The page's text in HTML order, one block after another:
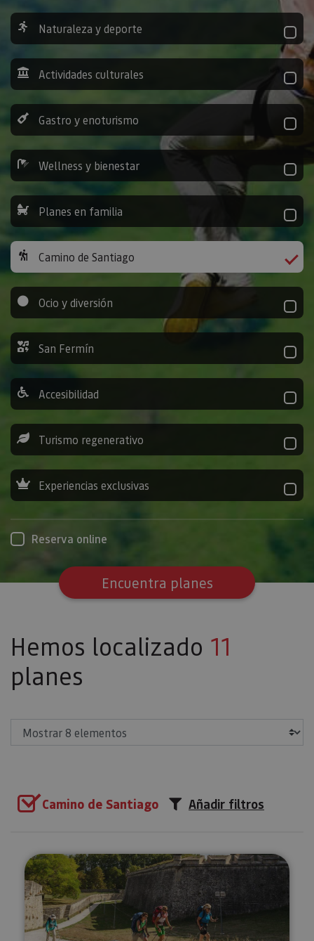
Naturaleza y deporte
Actividades culturales
Gastro y enoturismo
Wellness y bienestar
Planes en familia
Camino de Santiago
Ocio y diversión
San Fermín
Accesibilidad
Turismo regenerativo
Experiencias exclusivas
Reserva online
Encuentra planes
Hemos localizado 11
planes
Camino de Santiago Añadir filtros
Visita guiada privada a